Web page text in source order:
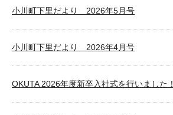
小川町下里だより 2026年5月号
小川町下里だより 2026年4月号
OKUTA 2026年度新卒入社式を行いました！